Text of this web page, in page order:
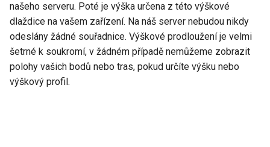
našeho serveru. Poté je výška určena z této výškové
dlaždice na vašem zařízení. Na náš server nebudou nikdy
odeslány žádné souřadnice. Výškové prodloužení je velmi
šetrné k soukromí, v žádném případě nemůžeme zobrazit
polohy vašich bodů nebo tras, pokud určíte výšku nebo
výškový profil.